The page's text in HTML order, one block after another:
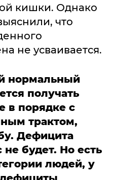
кишки. Однако
что
не усваивается.
нормальный
получать
в порядке с
трактом,
Дефицита
будет. Но есть
людей, у